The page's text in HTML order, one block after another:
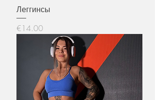
Леггинсы
Price
€14.00